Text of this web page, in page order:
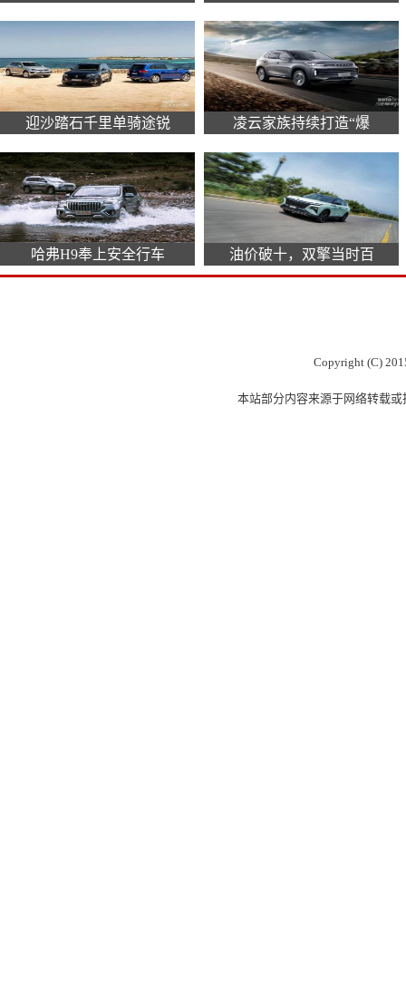
迎沙踏石千里单骑途锐 凌云家族持续打造“爆
哈弗H9奉上安全行车 油价破十，双擎当时百
Copyright (C)
本站部分内容来源于网络转载